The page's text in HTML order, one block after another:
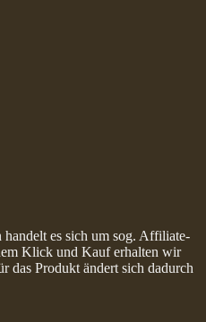
es sich um sog. Affiliate-
Klick und Kauf erhalten wir
das Produkt ändert sich dadurch